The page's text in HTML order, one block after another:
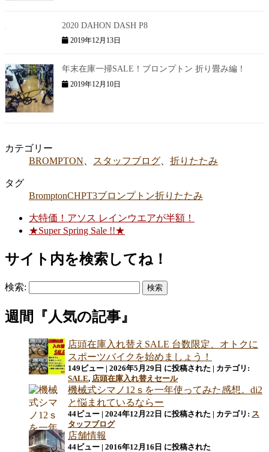
2020 DAHON DASH P8
2019年12月13日
年末在庫一掃SALE！ブロンプトン 折り畳み編！
2019年12月10日
カテゴリー
BROMPTON
スタッフブログ 折りたたみ
タグ
BromptonCHPT3ブロンプトン折りたたみ
大特価！アソス レインウエアが半額！
★Super Spring Sale !!★
サイト内を検索してね！
検索:
週間『人気の記事』
店頭在庫入れ替えSALE 台数限定、オトクに
スポーツバイクを始めましょう！
149ビュー 2026年5月29日 に投稿された
カテゴリ:
SALE, 店頭在庫入れ替えセール
機械式シマノ12ｓを一年使ってみた感想。di2
と悩まれているならー
44ビュー 2024年12月22日 に投稿された カテゴリ: ス
タッフブログ
店舗情報
44ビュー 2016年12月16日 に投稿された